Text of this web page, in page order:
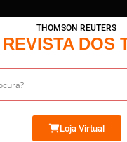
THOMSON REUTERS
REVISTA DOS
Loja Virtual